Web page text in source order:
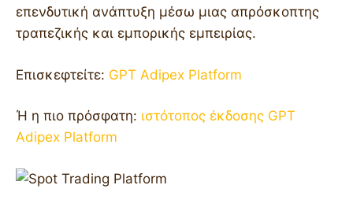
επενδυτική ανάπτυξη μέσω μιας απρόσκοπτης
τραπεζικής και εμπορικής εμπειρίας.
Επισκεφτείτε: GPT Adipex Platform
Ή η πιο πρόσφατη: ιστότοπος έκδοσης GPT
Adipex Platform